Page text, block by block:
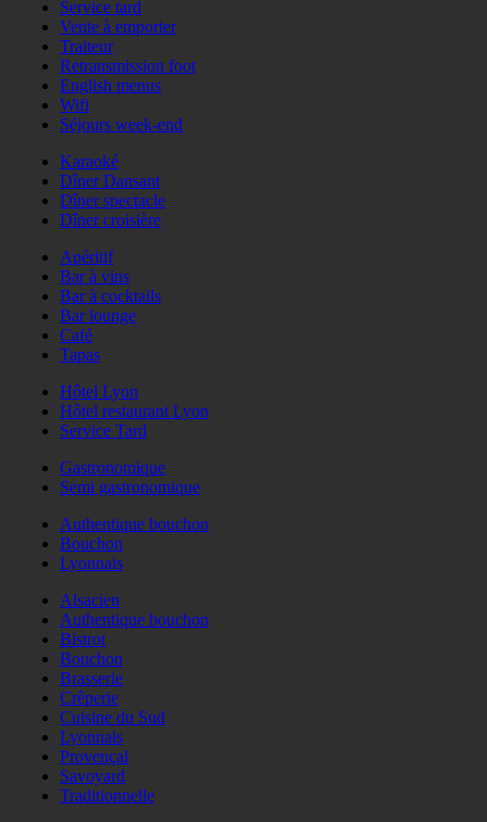
Service tard
Vente à emporter
Traiteur
Retransmission foot
English menus
Wifi
Séjours week-end
Karaoké
Dîner Dansant
Dîner spectacle
Dîner croisière
Apéritif
Bar à vins
Bar à cocktails
Bar lounge
Café
Tapas
Hôtel Lyon
Hôtel restaurant Lyon
Service Tard
Gastronomique
Semi gastronomique
Authentique bouchon
Bouchon
Lyonnais
Alsacien
Authentique bouchon
Bistrot
Bouchon
Brasserie
Crêperie
Cuisine du Sud
Lyonnais
Provençal
Savoyard
Traditionnelle